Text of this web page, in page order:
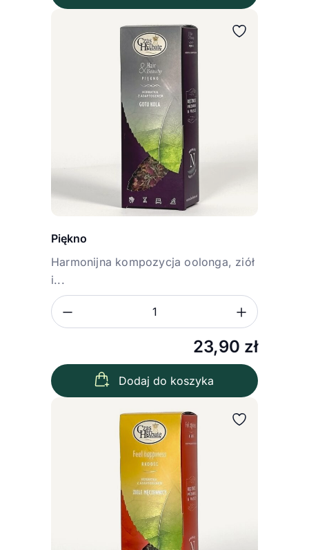
Piękno
Harmonijna kompozycja oolonga, ziół
i...
23,90 zł
Zmniejsz ilość
Dodaj do koszyka